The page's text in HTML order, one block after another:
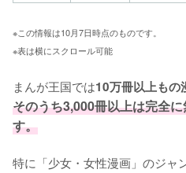
※この情報は10月7日時点のものです。
※表は横にスクロール可能
まんが王国では10万冊以上もの
そのうち3,000冊以上は完全
す。
特に「少女・女性漫画」のジャ